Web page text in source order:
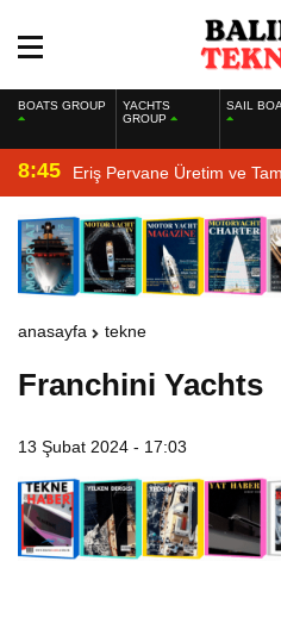
BOATS GROUP
YACHTS
GROUP
SAIL
8:45 Eriş Pervane Üretim ve
anasayfa tekne
Franchini Yachts
13 Şubat 2024 - 17:03